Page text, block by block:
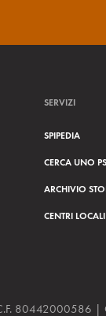
SERVIZI
SPIPEDIA
CERCA UNO
ARCHIVIO
CENTRI
80442000586 |